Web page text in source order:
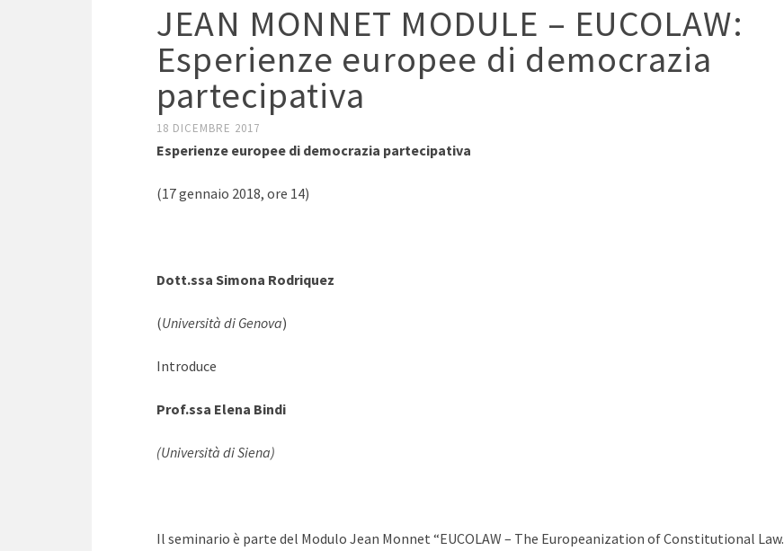
JEAN MONNET MODULE – EUCOLAW:
Esperienze europee di democrazia
partecipativa
18 DICEMBRE 2017
Esperienze europee di democrazia partecipativa
(17 gennaio 2018, ore 14)
Dott.ssa Simona Rodriquez
(Università di Genova)
Introduce
Prof.ssa Elena Bindi
(Università di Siena)
Il seminario è parte del Modulo Jean Monnet “EUCOLAW – The Europeanization of Constitutional Law.